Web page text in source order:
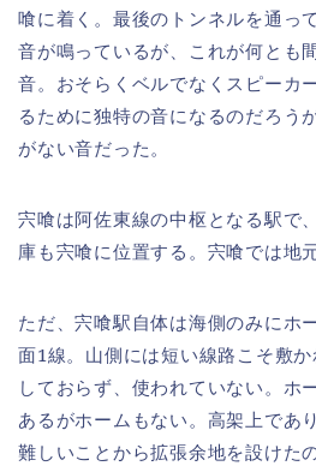
喰に着く。最後のトンネルを通っ
音が鳴っているが、これが何とも
音。おそらくベルでなくスピーカ
るために独特の音になるのだろう
がない音だった。
宍喰は阿佐東線の中枢となる駅で
庫も宍喰に位置する。宍喰では地
ただ、宍喰駅自体は海側のみにホ
面1線。山側には短い線路こそ敷
しておらず、使われていない。ホ
あるがホームもない。高架上であ
難しいことから拡張余地を設けた